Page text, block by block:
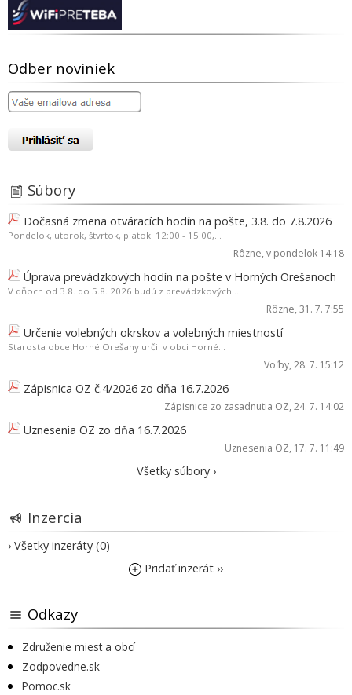
Odber noviniek
Súbory
Dočasná zmena otváracích hodín na pošte, 3.8. do 7.8.2026
Pondelok, utorok, štvrtok, piatok: 12:00 - 15:00,...
Rôzne, v pondelok 14:18
Úprava prevádzkových hodín na pošte v Horných Orešanoch
V dňoch od 3.8. do 5.8. 2026 budú z prevádzkových...
Rôzne, 31. 7. 7:55
Určenie volebných okrskov a volebných miestností
Starosta obce Horné Orešany určil v obci Horné...
Voľby, 28. 7. 15:12
Zápisnica OZ č.4/2026 zo dňa 16.7.2026
Zápisnice zo zasadnutia OZ, 24. 7. 14:02
Uznesenia OZ zo dňa 16.7.2026
Uznesenia OZ, 17. 7. 11:49
Všetky súbory ›
Inzercia
› Všetky inzeráty (0)
Pridať inzerát ››
Odkazy
Združenie miest a obcí
Zodpovedne.sk
Pomoc.sk